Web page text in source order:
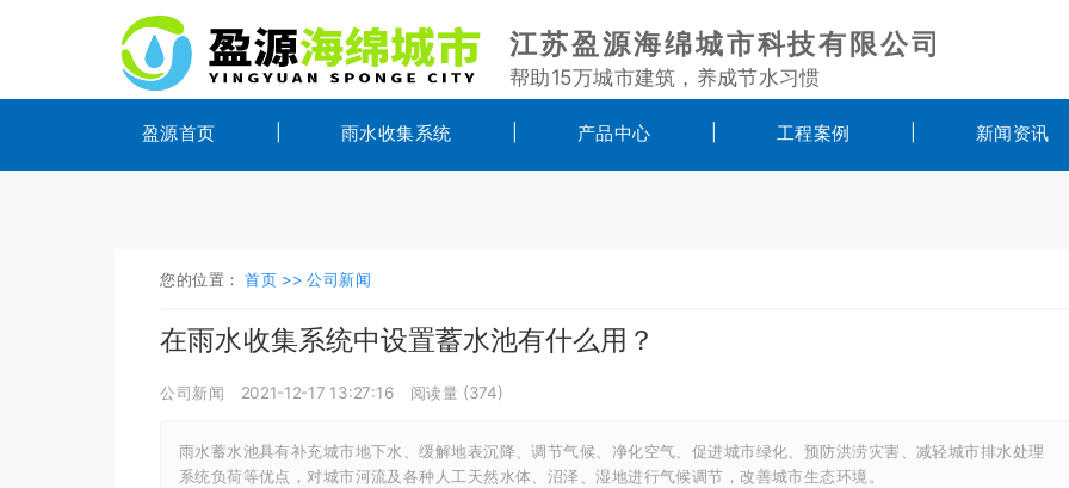
帮助15万城市建筑，养成节水习惯
江苏盈源海绵城市科技有限公司
盈源首页 雨水收集系统 产品中心 工程案例 新闻资讯
您的位置：首页 >>公司新闻
在雨水收集系统中设置蓄水池有什么用？
公司新闻 2021-12-17 13:27:16 阅读量 (374)
雨水蓄水池具有补充城市地下水、缓解地表沉降、调节气候、净化空气、促进城市绿化、预防洪涝灾害、减轻城市排水处理
系统负荷等优点，对城市河流及各种人工天然水体、沼泽、湿地进行气候调节，改善城市生态环境。